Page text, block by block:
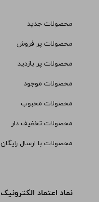
محصولات جدید
محصولات پر فروش
محصولات پر بازدید
محصولات موجود
محصولات محبوب
محصولات تخفیف دار
محصولات با ارسال رایگان
نماد اعتماد الکترونیک